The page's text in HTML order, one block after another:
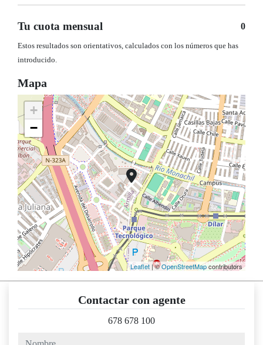
Tu cuota mensual 0
Estos resultados son orientativos, calculados con los números que has
introducido.
Mapa
+
−
Leaflet | ©OpenStreetMapcontributors
Contactar con agente
678 678 100
nombre